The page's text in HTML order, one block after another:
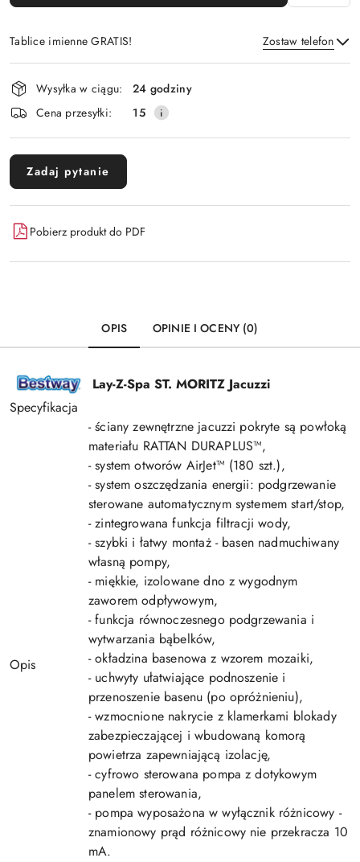
Tablice imienne GRATIS! Zostaw telefon
Wyślij
Dostępność
i
dostawa
Wysyłka w ciągu:
24 godziny
Cena przesyłki:
15
Zadaj pytanie
Pobierz produkt do PDF
OPIS OPINIE I OCENY (0)
Lay-Z-Spa ST. MORITZ Jacuzzi
Specyfikacja
Opis
- ściany zewnętrzne jacuzzi pokryte są powłoką
materiału RATTAN DURAPLUS™,
- system otworów AirJet™ (180 szt.),
- system oszczędzania energii: podgrzewanie
sterowane automatycznym systemem start/stop,
- zintegrowana funkcja filtracji wody,
- szybki i łatwy montaż - basen nadmuchiwany
własną pompy,
- miękkie, izolowane dno z wygodnym
zaworem odpływowym,
- funkcja równoczesnego podgrzewania i
wytwarzania bąbelków,
- okładzina basenowa z wzorem mozaiki,
- uchwyty ułatwiające podnoszenie i
przenoszenie basenu (po opróżnieniu),
- wzmocnione nakrycie z klamerkami blokady
zabezpieczającej i wbudowaną komorą
powietrza zapewniającą izolację,
- cyfrowo sterowana pompa z dotykowym
panelem sterowania,
- pompa wyposażona w wyłącznik różnicowy -
znamionowy prąd różnicowy nie przekracza 10
mA.